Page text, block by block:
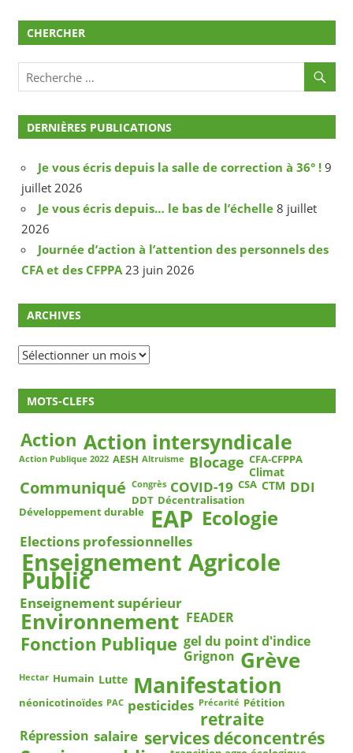
CHERCHER
DERNIÈRES PUBLICATIONS
Je vous écris depuis la salle de correction à 36° ! 9
juillet 2026
Je vous écris depuis… le bas de l’échelle 8 juillet
2026
Journée d’action à l’attention des personnels des
CFA et des CFPPA 23 juin 2026
ARCHIVES
Archives
MOTS-CLEFS
Action Action intersyndicale
Action Publique 2022 AESH Altruisme Blocage CFA-CFPPA
Climat
Communiqué Congrès COVID-19 CSA CTM DDI
DDT Décentralisation
Développement durable EAP Ecologie
Elections professionnelles
Enseignement Agricole
Public
Enseignement supérieur
Environnement FEADER
Fonction Publique gel du point d'indice
Grignon Grève
Hectar Humain Lutte Manifestation
néonicotinoïdes PAC pesticides Précarité Pétition
retraite
Répression salaire services déconcentrés